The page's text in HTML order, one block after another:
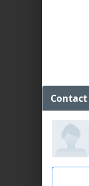
Contact